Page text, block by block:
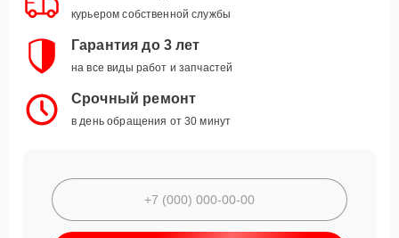
курьером собственной службы
Гарантия до 3 лет
на все виды работ и запчастей
Срочный ремонт
в день обращения от 30 минут